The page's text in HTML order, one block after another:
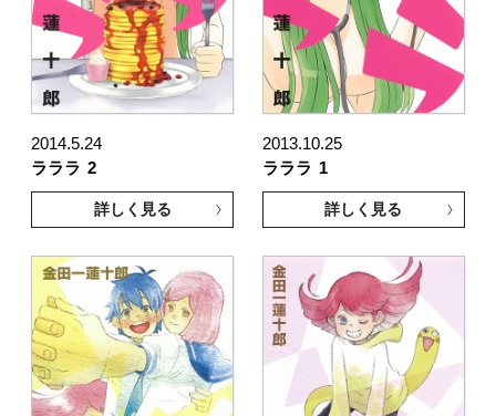
2014.5.24
ラララ 2
詳しく見る
2013.10.25
ラララ 1
詳しく見る